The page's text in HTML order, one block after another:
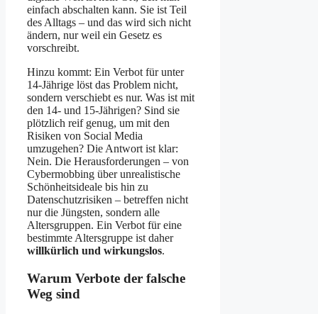
einfach abschalten kann. Sie ist Teil
des Alltags – und das wird sich nicht
ändern, nur weil ein Gesetz es
vorschreibt.
Hinzu kommt: Ein Verbot für unter
14-Jährige löst das Problem nicht,
sondern verschiebt es nur. Was ist mit
den 14- und 15-Jährigen? Sind sie
plötzlich reif genug, um mit den
Risiken von Social Media
umzugehen? Die Antwort ist klar:
Nein. Die Herausforderungen – von
Cybermobbing über unrealistische
Schönheitsideale bis hin zu
Datenschutzrisiken – betreffen nicht
nur die Jüngsten, sondern alle
Altersgruppen. Ein Verbot für eine
bestimmte Altersgruppe ist daher
willkürlich und wirkungslos.
Warum Verbote der falsche
Weg sind